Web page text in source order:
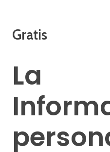
Gratis
La